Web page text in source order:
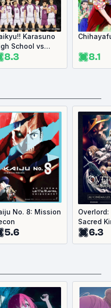
Karasuno
School vs
8.3 8.1
No. 8: Mission
5.6
Sacred
6.3